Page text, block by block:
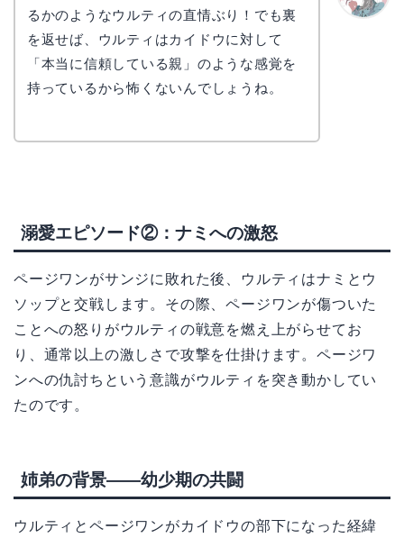
るかのようなウルティの直情ぶり！でも裏
を返せば、ウルティはカイドウに対して
「本当に信頼している親」のような感覚を
持っているから怖くないんでしょうね。
溺愛エピソード②：ナミへの激怒
ページワンがサンジに敗れた後、ウルティはナミとウ
ソップと交戦します。その際、ページワンが傷ついた
ことへの怒りがウルティの戦意を燃え上がらせてお
り、通常以上の激しさで攻撃を仕掛けます。ページワ
ンへの仇討ちという意識がウルティを突き動かしてい
たのです。
姉弟の背景——幼少期の共闘
ウルティとページワンがカイドウの部下になった経緯